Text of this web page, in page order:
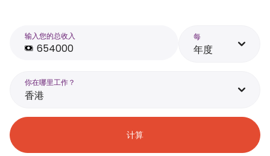
输入您的总收入 每
年度
你在哪里工作？
香港
计算